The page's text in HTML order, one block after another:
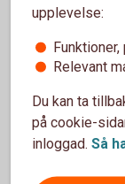
– Valet mellan
handlar ytterst
mot varandra
passar just den
Kennemar,
upplevelse:
Relevant
Du kan ta
på cookie-
inloggad. Så